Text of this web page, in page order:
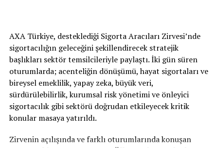
şekilde insanı evinde hissettiren
sempatik bir otomobil”
PEUGEOT 106, lanse edildiği tarihte basın mensuplarına,
“İnsanı tebessüm ettiren, 3,56 metre uzunluğu ile
sürprizleri beraberinde getiren ve boyutlarından
beklenmeyecek şekilde insanı kendini evinde hissettiren
AXA Türkiye, desteklediği Sigorta Aracıları Zirvesi’nde
sigortacılığın geleceğini şekillendirecek stratejik
başlıkları sektör temsilcileriyle paylaştı. İki gün süren
oturumlarda; acenteliğin dönüşümü, hayat sigortaları ve
bireysel emeklilik, yapay zeka, büyük veri,
sürdürülebilirlik, kurumsal risk yönetimi ve önleyici
sigortacılık gibi sektörü doğrudan etkileyecek kritik
konular masaya yatırıldı.
Zirvenin açılışında ve farklı oturumlarında konuşan